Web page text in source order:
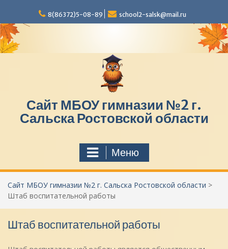
р
е
й
8(86372)5-08-89 school2-salsk@mail.ru
Сайт МБОУ гимназии №2 г.
Сальска Ростовской области
Меню
Сайт МБОУ гимназии №2 г. Сальска Ростовской области >
Штаб воспитательной работы
Штаб воспитательной работы